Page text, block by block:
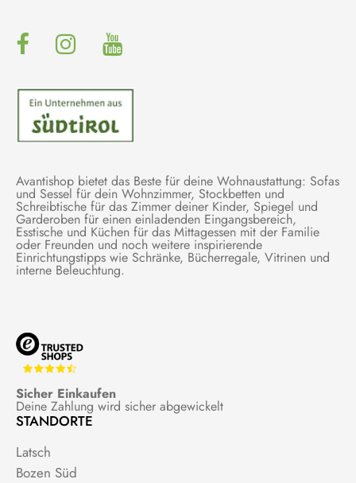
Avantishop bietet das Beste für deine Wohnaustattung: Sofas
und Sessel für dein Wohnzimmer, Stockbetten und
Schreibtische für das Zimmer deiner Kinder, Spiegel und
Garderoben für einen einladenden Eingangsbereich,
Esstische und Küchen für das Mittagessen mit der Familie
oder Freunden und noch weitere inspirierende
Einrichtungstipps wie Schränke, Bücherregale, Vitrinen und
interne Beleuchtung.
Sicher Einkaufen
Deine Zahlung wird sicher abgewickelt
STANDORTE
Latsch
Bozen Süd